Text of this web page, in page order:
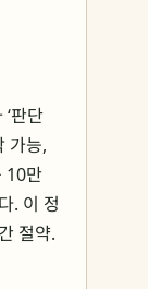
판단
가능,
10만
. 이 정
절약.